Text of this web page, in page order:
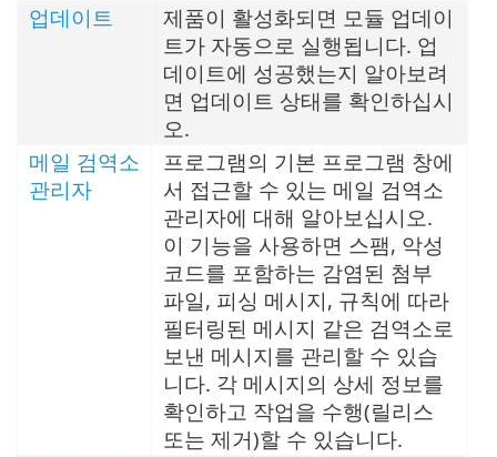
업데이트
제품이 활성화되면 모듈 업데이
트가 자동으로 실행됩니다. 업
데이트에 성공했는지 알아보려
면 업데이트 상태를 확인하십시
오.
메일 검역소
관리자
프로그램의 기본 프로그램 창에
서 접근할 수 있는 메일 검역소
관리자에 대해 알아보십시오.
이 기능을 사용하면 스팸, 악성
코드를 포함하는 감염된 첨부
파일, 피싱 메시지, 규칙에 따라
필터링된 메시지 같은 검역소로
보낸 메시지를 관리할 수 있습
니다. 각 메시지의 상세 정보를
확인하고 작업을 수행(릴리스
또는 제거)할 수 있습니다.